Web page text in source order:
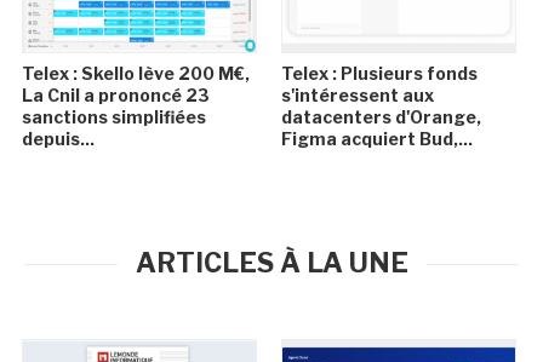
Telex : Skello lève 200 M€,
La Cnil a prononcé 23
sanctions simplifiées
depuis...
Telex : Plusieurs fonds
s'intéressent aux
datacenters d'Orange,
Figma acquiert Bud,...
ARTICLES À LA UNE